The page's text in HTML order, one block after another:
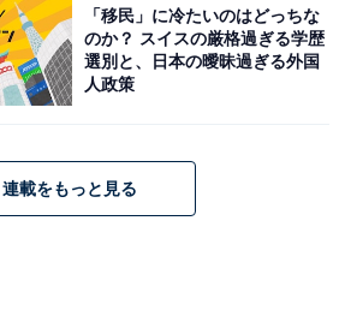
「移民」に冷たいのはどっちな
のか？ スイスの厳格過ぎる学歴
選別と、日本の曖昧過ぎる外国
人政策
連載をもっと見る